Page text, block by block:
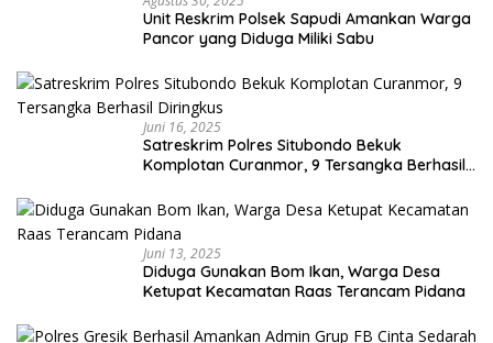
Unit Reskrim Polsek Sapudi Amankan Warga
Pancor yang Diduga Miliki Sabu
Juni 16, 2025
Satreskrim Polres Situbondo Bekuk
Komplotan Curanmor, 9 Tersangka Berhasil
Juni 13, 2025
Diduga Gunakan Bom Ikan, Warga Desa
Ketupat Kecamatan Raas Terancam Pidana